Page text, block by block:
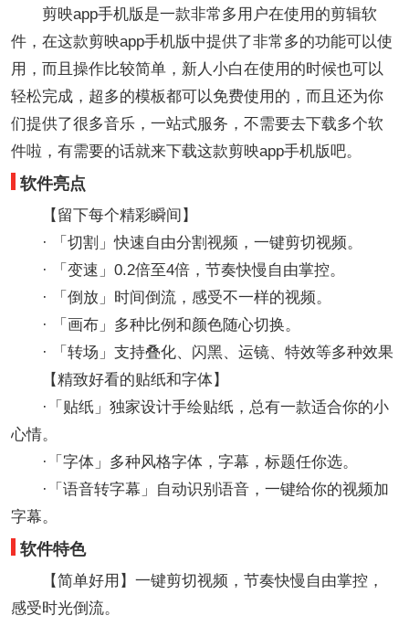
剪映app手机版是一款非常多用户在使用的剪辑软
件，在这款剪映app手机版中提供了非常多的功能可以使
用，而且操作比较简单，新人小白在使用的时候也可以
轻松完成，超多的模板都可以免费使用的，而且还为你
们提供了很多音乐，一站式服务，不需要去下载多个软
件啦，有需要的话就来下载这款剪映app手机版吧。
软件亮点
【留下每个精彩瞬间】
· 「切割」快速自由分割视频，一键剪切视频。
· 「变速」0.2倍至4倍，节奏快慢自由掌控。
· 「倒放」时间倒流，感受不一样的视频。
· 「画布」多种比例和颜色随心切换。
· 「转场」支持叠化、闪黑、运镜、特效等多种效果
【精致好看的贴纸和字体】
·「贴纸」独家设计手绘贴纸，总有一款适合你的小
心情。
·「字体」多种风格字体，字幕，标题任你选。
·「语音转字幕」自动识别语音，一键给你的视频加
字幕。
软件特色
【简单好用】一键剪切视频，节奏快慢自由掌控，
感受时光倒流。